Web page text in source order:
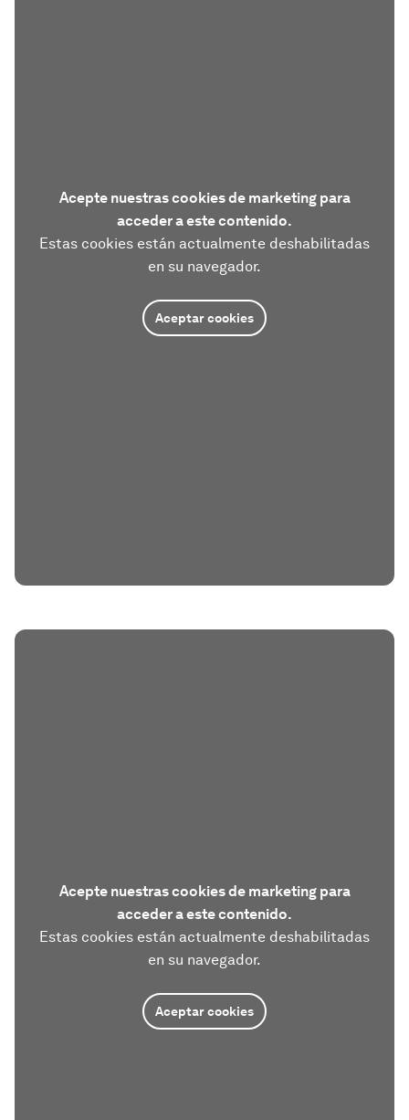
Acepte nuestras cookies de marketing para
acceder a este contenido.
Estas cookies están actualmente deshabilitadas
en su navegador.
Aceptar cookies
Acepte nuestras cookies de marketing para
acceder a este contenido.
Estas cookies están actualmente deshabilitadas
en su navegador.
Aceptar cookies